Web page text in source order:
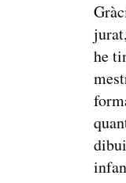
he